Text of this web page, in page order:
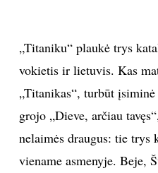
NELAIMĖS
KONTAKTAI
PRIVATUMO POLITIKA
„Titaniku“ plaukė trys
vokietis ir lietuvis. Kas
„Titanikas“, turbūt
grojo „Dieve, arčiau
nelaimės draugus: tie trys
viename asmenyje. Beje,